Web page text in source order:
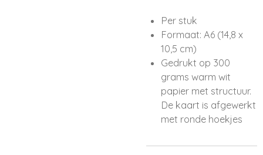
Per stuk
Formaat: A6 (14,8 x
10,5 cm)
Gedrukt op 300
grams warm wit
papier met structuur.
De kaart is afgewerkt
met ronde hoekjes